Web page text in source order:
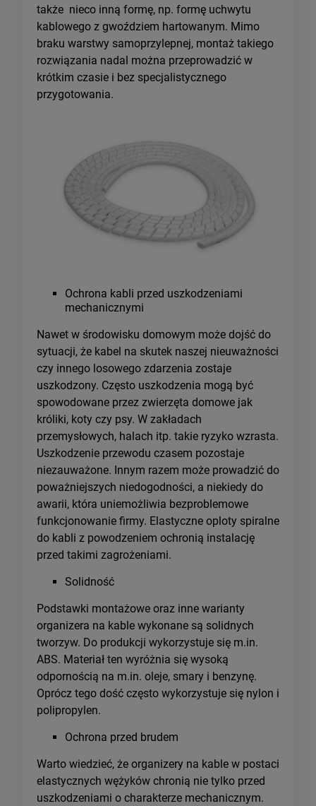
także nieco inną formę, np. formę uchwytu
kablowego z gwoździem hartowanym. Mimo
braku warstwy samoprzylepnej, montaż takiego
rozwiązania nadal można przeprowadzić w
krótkim czasie i bez specjalistycznego
przygotowania.
Ochrona kabli przed uszkodzeniami
mechanicznymi
Nawet w środowisku domowym może dojść do
sytuacji, że kabel na skutek naszej nieuważności
czy innego losowego zdarzenia zostaje
uszkodzony. Często uszkodzenia mogą być
spowodowane przez zwierzęta domowe jak
króliki, koty czy psy. W zakładach
przemysłowych, halach itp. takie ryzyko wzrasta.
Uszkodzenie przewodu czasem pozostaje
niezauważone. Innym razem może prowadzić do
poważniejszych niedogodności, a niekiedy do
awarii, która uniemożliwia bezproblemowe
funkcjonowanie firmy. Elastyczne oploty spiralne
do kabli z powodzeniem ochronią instalację
przed takimi zagrożeniami.
Solidność
Podstawki montażowe oraz inne warianty
organizera na kable wykonane są solidnych
tworzyw. Do produkcji wykorzystuje się m.in.
ABS. Materiał ten wyróżnia się wysoką
odpornością na m.in. oleje, smary i benzynę.
Oprócz tego dość często wykorzystuje się nylon i
polipropylen.
Ochrona przed brudem
Warto wiedzieć, że organizery na kable w postaci
elastycznych wężyków chronią nie tylko przed
uszkodzeniami o charakterze mechanicznym.